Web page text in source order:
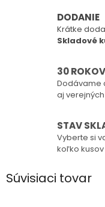
DODANIE
Krátke
Skladové
30
Dodávame
aj
STAV
Vyberte si
koľko
Súvisiaci tovar